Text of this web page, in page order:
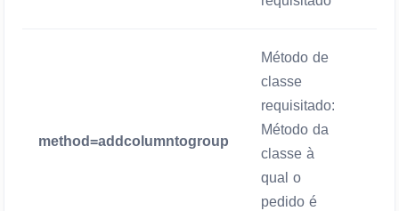
method=addcolumntogroup
Método de
classe
requisitado:
Método da
classe à
qual o
pedido é